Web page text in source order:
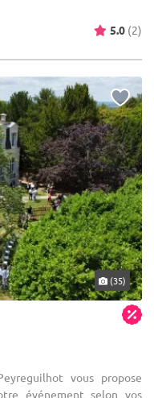
5.0 (2)
(35)
vous propose
événement selon vos